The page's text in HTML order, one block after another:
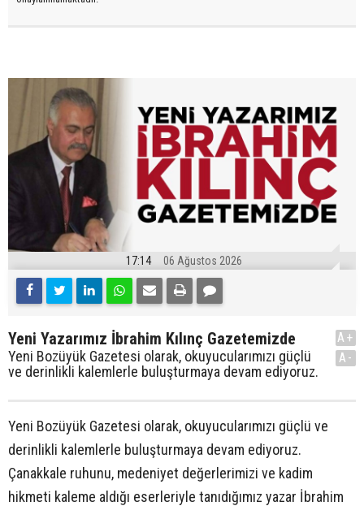
17:14 06 Ağustos 2026
Yeni Yazarımız İbrahim Kılınç Gazetemizde
Yeni Bozüyük Gazetesi olarak, okuyucularımızı güçlü
ve derinlikli kalemlerle buluşturmaya devam ediyoruz.
A+
A-
Yeni Bozüyük Gazetesi olarak, okuyucularımızı güçlü ve
derinlikli kalemlerle buluşturmaya devam ediyoruz.
Çanakkale ruhunu, medeniyet değerlerimizi ve kadim
hikmeti kaleme aldığı eserleriyle tanıdığımız yazar İbrahim